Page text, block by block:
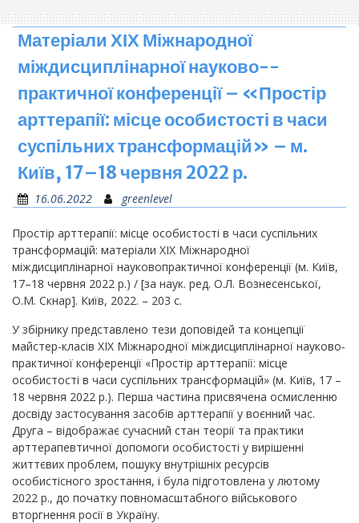
Матеріали ХІХ Міжнародної
міждисциплінарної науково-­
практичної конференції – «Простір
арттерапії: місце особистості в часи
суспільних трансформацій» – м.
Київ, 17–18 червня 2022 р.
16.06.2022 greenlevel
Простір арттерапії: місце особистості в часи суспільних
трансформацій: матеріали ХІХ Міжнародної
міждисциплінарної науковопрактичної конференції (м. Київ,
17–18 червня 2022 р.) / [за наук. ред. О.Л. Вознесенської,
О.М. Скнар]. Київ, 2022. – 203 с.
У збірнику представлено тези доповідей та концепції
майстер-класів ХІХ Міжнародної міждисциплінарної науково-
практичної конференції «Простір арттерапії: місце
особистості в часи суспільних трансформацій» (м. Київ, 17 –
18 червня 2022 р.). Перша частина присвячена осмисленню
досвіду застосування засобів арттерапії у воєнний час.
Друга – відображає сучасний стан теорії та практики
арттерапевтичної допомоги особистості у вирішенні
життєвих проблем, пошуку внутрішніх ресурсів
особистісного зростання, і була підготовлена у лютому
2022 р., до початку повномасштабного військового
вторгнення росії в Україну.